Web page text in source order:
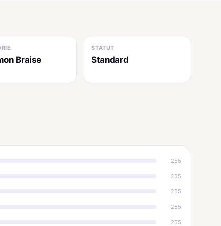
Braise
STATUT
Standard
255
255
255
255
255